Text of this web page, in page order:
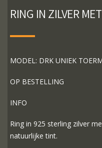
RING IN ZILVER
MODEL: DRK UNIEK
OP BESTELLING
INFO
Ring in 925 sterling zilver
natuurlijke tint.